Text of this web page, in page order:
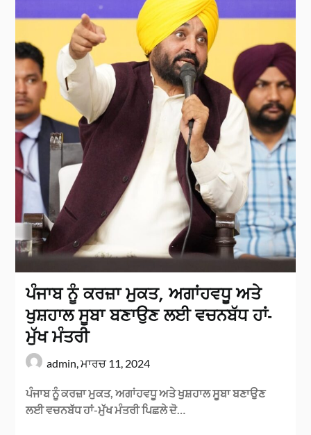
ਪੰਜਾਬ ਨੂੰ ਕਰਜ਼ਾ ਮੁਕਤ, ਅਗਾਂਹਵਧੂ ਅਤੇ
ਖੁਸ਼ਹਾਲ ਸੂਬਾ ਬਣਾਉਣ ਲਈ ਵਚਨਬੱਧ ਹਾਂ-
ਮੁੱਖ ਮੰਤਰੀ
admin,ਮਾਰਚ 11, 2024
ਪੰਜਾਬ ਨੂੰ ਕਰਜ਼ਾ ਮੁਕਤ, ਅਗਾਂਹਵਧੂ ਅਤੇ ਖੁਸ਼ਹਾਲ ਸੂਬਾ ਬਣਾਉਣ
ਲਈ ਵਚਨਬੱਧ ਹਾਂ-ਮੁੱਖ ਮੰਤਰੀ ਪਿਛਲੇ ਦੋ…